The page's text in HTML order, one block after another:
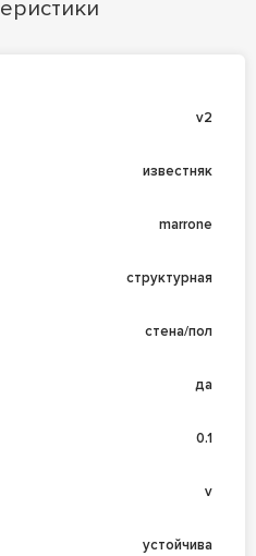
v2
известняк
marrone
структурная
стена/пол
да
0.1
v
устойчива